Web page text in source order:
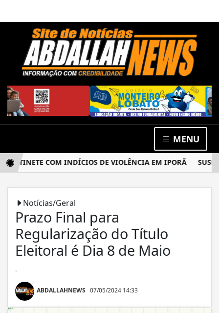
MENU
COM INDÍCIOS DE VIOLÊNCIA EM IPORÃ
Notícias/Geral
Prazo Final para
Regularização do Título
Eleitoral é Dia 8 de Maio
.
ABDALLAHNEWS 07/05/2024 14:33